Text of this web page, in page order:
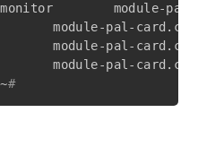
module-pal-card.c
#